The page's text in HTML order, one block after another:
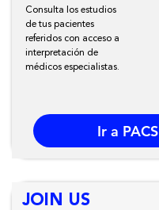
Consulta los estudios
de tus pacientes
referidos con acceso a
interpretación de
médicos especialistas.
Ir a PACS
JOIN US